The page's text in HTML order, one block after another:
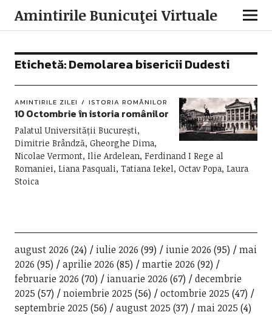
Amintirile Bunicuţei Virtuale
Etichetă:Demolarea bisericii Dudesti
AMINTIRILE ZILEI ISTORIA ROMÂNILOR
10 Octombrie în istoria românilor
Palatul Universității București,
Dimitrie Brândză, Gheorghe Dima,
Nicolae Vermont, Ilie Ardelean, Ferdinand I Rege al
Romaniei, Liana Pasquali, Tatiana Iekel, Octav Popa, Laura
Stoica
august 2026 (24) iulie 2026 (99) iunie 2026 (95)
mai
2026 (95) aprilie 2026 (85) martie 2026 (92)
februarie 2026 (70) ianuarie 2026 (67)
decembrie
2025 (57) noiembrie 2025 (56) octombrie 2025 (47)
septembrie 2025 (56) august 2025 (37) mai 2025 (4)